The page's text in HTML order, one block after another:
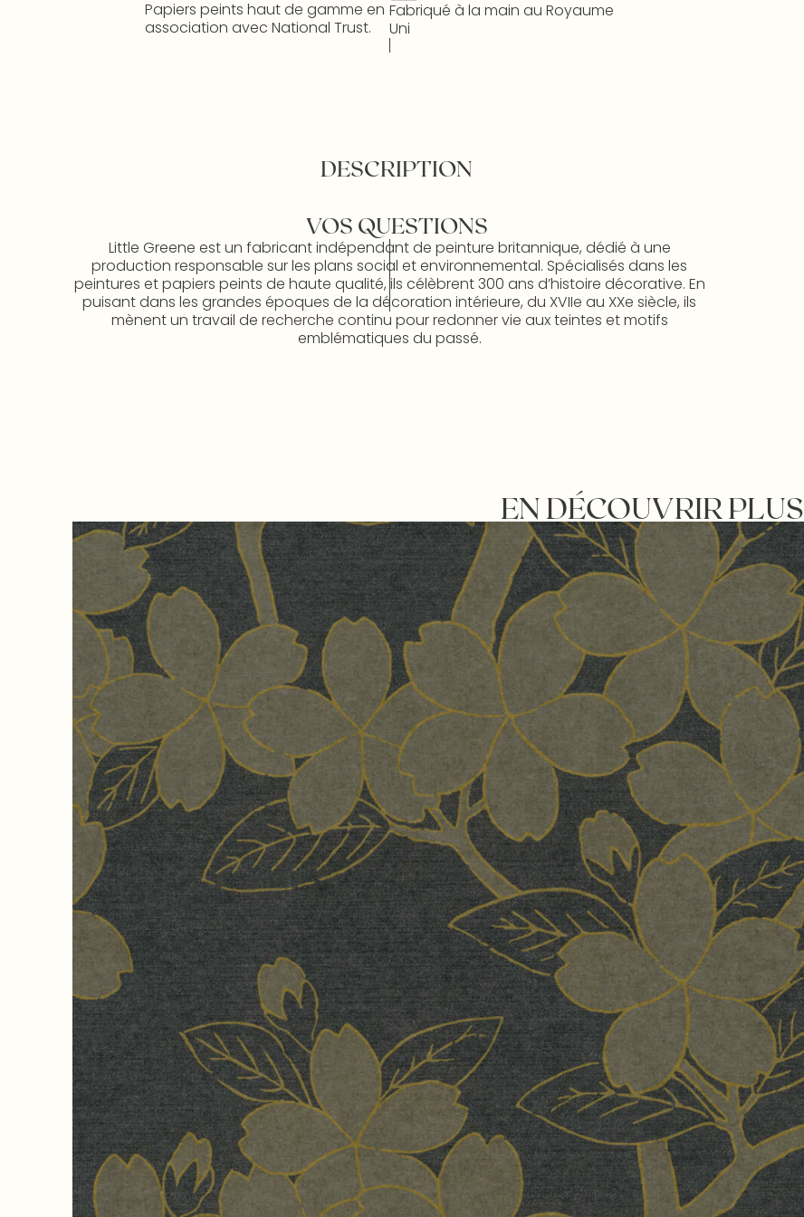
Papiers peints haut de gamme en
association avec National Trust.
Fabriqué à la main au Royaume
Uni
DESCRIPTION
VOS QUESTIONS
Little Greene est un fabricant indépendant de peinture britannique, dédié à une
production responsable sur les plans social et environnemental. Spécialisés dans les
peintures et papiers peints de haute qualité, ils célèbrent 300 ans d’histoire décorative. En
puisant dans les grandes époques de la décoration intérieure, du XVIIe au XXe siècle, ils
mènent un travail de recherche continu pour redonner vie aux teintes et motifs
emblématiques du passé.
EN DÉCOUVRIR PLUS